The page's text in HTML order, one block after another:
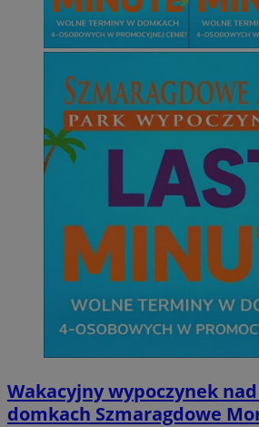
Wakacyjny wypoczynek
domkach Szmaragdowe